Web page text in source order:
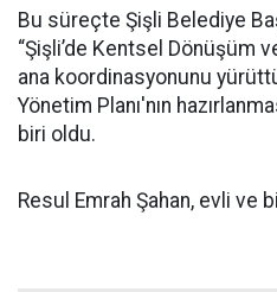
Bu süreçte Şişli Belediye
“Şişli’de Kentsel Dönüşüm
ana koordinasyonunu
Yönetim Planı'nın
biri oldu.
Resul Emrah Şahan, evli ve